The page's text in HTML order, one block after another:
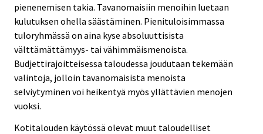
pienenemisen takia. Tavanomaisiin menoihin luetaan
kulutuksen ohella säästäminen. Pienituloisimmassa
tuloryhmässä on aina kyse absoluuttisista
välttämättämyys- tai vähimmäismenoista.
Budjettirajoitteisessa taloudessa joudutaan tekemään
valintoja, jolloin tavanomaisista menoista
selviytyminen voi heikentyä myös yllättävien menojen
vuoksi.
Kotitalouden käytössä olevat muut taloudelliset